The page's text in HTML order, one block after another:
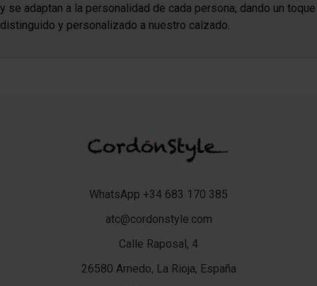
y se adaptan a la personalidad de cada persona, dando un toque
distinguido y personalizado a nuestro calzado.
WhatsApp +34 683 170 385
atc@cordonstyle.com
Calle Raposal, 4
26580 Arnedo, La Rioja, España